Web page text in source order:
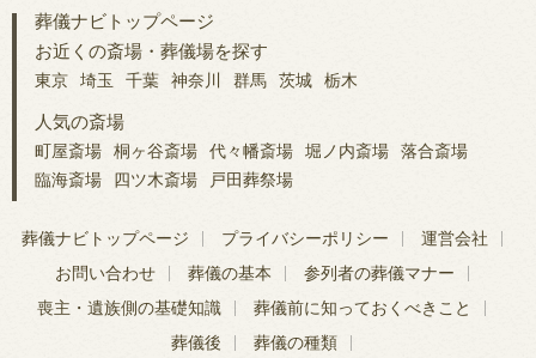
葬儀ナビトップページ
お近くの斎場・葬儀場を探す
東京 埼玉 千葉 神奈川 群馬 茨城 栃木
人気の斎場
町屋斎場 桐ヶ谷斎場 代々幡斎場 堀ノ内斎場
落合斎場
臨海斎場
四ツ木斎場 戸田葬祭場
葬儀ナビトップページ プライバシーポリシー 運営会社
お問い合わせ 葬儀の基本 参列者の葬儀マナー
喪主・遺族側の基礎知識 葬儀前に知っておくべきこと
葬儀後 葬儀の種類